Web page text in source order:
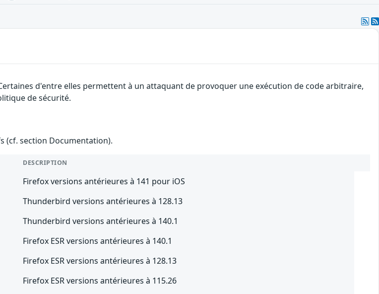
d'entre elles permettent à un attaquant de provoquer une exécution de code arbitraire,
de sécurité.
(cf. section Documentation).
DESCRIPTION
Firefox versions antérieures à 141 pour iOS
Thunderbird versions antérieures à 128.13
Thunderbird versions antérieures à 140.1
Firefox ESR versions antérieures à 140.1
Firefox ESR versions antérieures à 128.13
Firefox ESR versions antérieures à 115.26